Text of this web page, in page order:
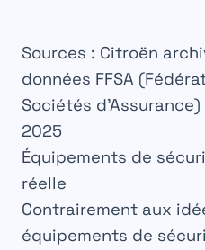
Sources : Citroën
données FFSA
Sociétés
2025
Équipements de
réelle
Contrairement aux
équipements de